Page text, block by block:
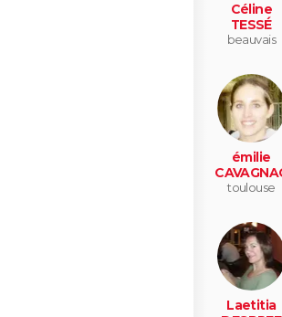
Céline
TESSÉ
beauvais
émilie
toulouse
Laetitia